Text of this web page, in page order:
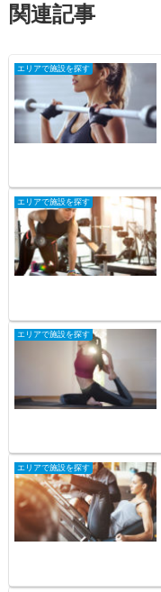
関連記事
エリアで施設を探す
エリアで施設を探す
エリアで施設を探す
エリアで施設を探す